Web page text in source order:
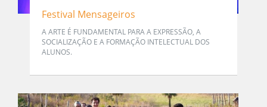
Festival Mensageiros
A ARTE É FUNDAMENTAL PARA A EXPRESSÃO, A
SOCIALIZAÇÃO E A FORMAÇÃO INTELECTUAL DOS
ALUNOS.